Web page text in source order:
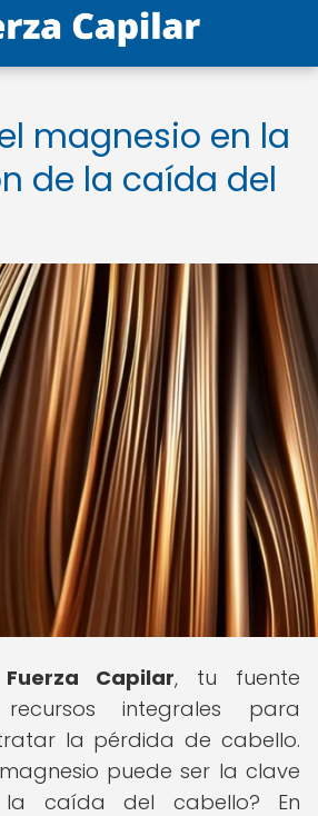
magnesio en la
de la caída del
Fuerza Capilar, tu fuente
integrales para
la pérdida de cabello.
puede ser la clave
caída del cabello? En